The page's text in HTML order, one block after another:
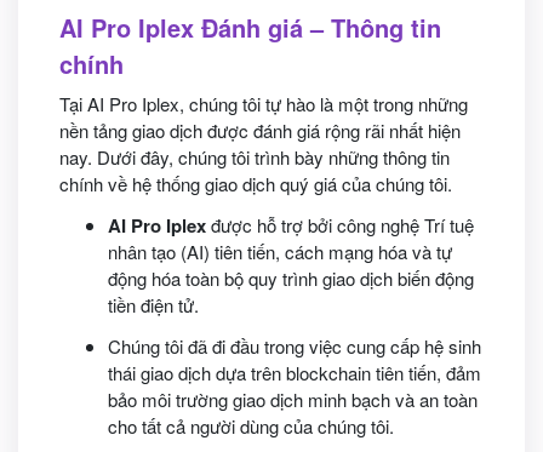
AI Pro Iplex Đánh giá – Thông tin
chính
Tại AI Pro Iplex, chúng tôi tự hào là một trong những
nền tảng giao dịch được đánh giá rộng rãi nhất hiện
nay. Dưới đây, chúng tôi trình bày những thông tin
chính về hệ thống giao dịch quý giá của chúng tôi.
AI Pro Iplexđược hỗ trợ bởi công nghệ Trí tuệ
nhân tạo (AI) tiên tiến, cách mạng hóa và tự
động hóa toàn bộ quy trình giao dịch biến động
tiền điện tử.
Chúng tôi đã đi đầu trong việc cung cấp hệ sinh
thái giao dịch dựa trên blockchain tiên tiến, đảm
bảo môi trường giao dịch minh bạch và an toàn
cho tất cả người dùng của chúng tôi.